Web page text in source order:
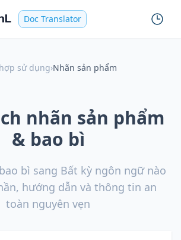
Doc Translator
sử dụng›Nhãn sản phẩm
nhãn sản phẩm
& bao bì
bì sang Bất kỳ ngôn ngữ nào
hướng dẫn và thông tin an
toàn nguyên vẹn